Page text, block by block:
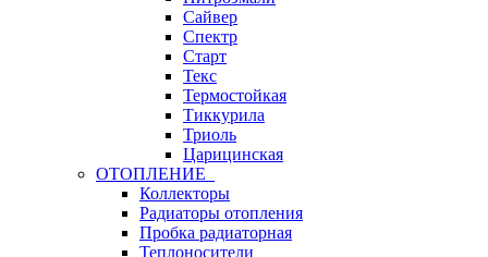
Сайвер
Спектр
Старт
Текс
Термостойкая
Тиккурила
Триоль
Царицинская
ОТОПЛЕНИЕ
Коллекторы
Радиаторы отопления
Пробка радиаторная
Теплоносители